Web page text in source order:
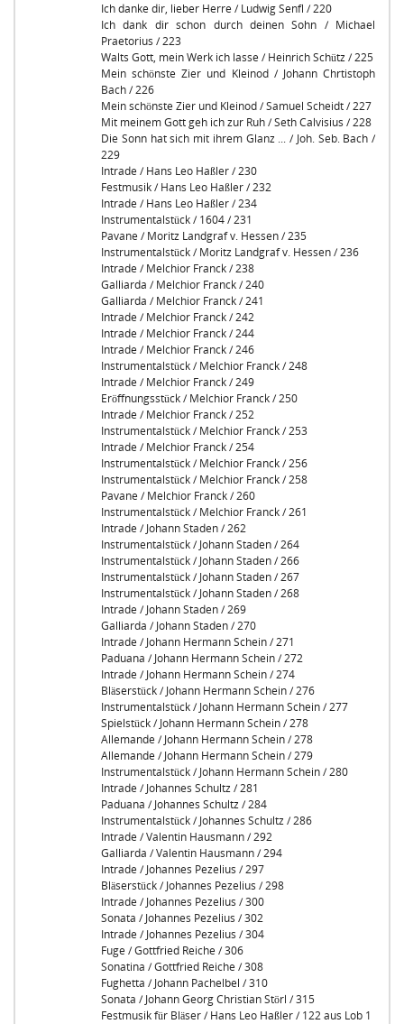
Ich danke dir, lieber Herre / Ludwig Senfl / 220
Ich dank dir schon durch deinen Sohn / Michael
Praetorius / 223
Walts Gott, mein Werk ich lasse / Heinrich Schütz / 225
Mein schönste Zier und Kleinod / Johann Chrtistoph
Bach / 226
Mein schönste Zier und Kleinod / Samuel Scheidt / 227
Mit meinem Gott geh ich zur Ruh / Seth Calvisius / 228
Die Sonn hat sich mit ihrem Glanz ... / Joh. Seb. Bach /
229
Intrade / Hans Leo Haßler / 230
Festmusik / Hans Leo Haßler / 232
Intrade / Hans Leo Haßler / 234
Instrumentalstück / 1604 / 231
Pavane / Moritz Landgraf v. Hessen / 235
Instrumentalstück / Moritz Landgraf v. Hessen / 236
Intrade / Melchior Franck / 238
Galliarda / Melchior Franck / 240
Galliarda / Melchior Franck / 241
Intrade / Melchior Franck / 242
Intrade / Melchior Franck / 244
Intrade / Melchior Franck / 246
Instrumentalstück / Melchior Franck / 248
Intrade / Melchior Franck / 249
Eröffnungsstück / Melchior Franck / 250
Intrade / Melchior Franck / 252
Instrumentalstück / Melchior Franck / 253
Intrade / Melchior Franck / 254
Instrumentalstück / Melchior Franck / 256
Instrumentalstück / Melchior Franck / 258
Pavane / Melchior Franck / 260
Instrumentalstück / Melchior Franck / 261
Intrade / Johann Staden / 262
Instrumentalstück / Johann Staden / 264
Instrumentalstück / Johann Staden / 266
Instrumentalstück / Johann Staden / 267
Instrumentalstück / Johann Staden / 268
Intrade / Johann Staden / 269
Galliarda / Johann Staden / 270
Intrade / Johann Hermann Schein / 271
Paduana / Johann Hermann Schein / 272
Intrade / Johann Hermann Schein / 274
Bläserstück / Johann Hermann Schein / 276
Instrumentalstück / Johann Hermann Schein / 277
Spielstück / Johann Hermann Schein / 278
Allemande / Johann Hermann Schein / 278
Allemande / Johann Hermann Schein / 279
Instrumentalstück / Johann Hermann Schein / 280
Intrade / Johannes Schultz / 281
Paduana / Johannes Schultz / 284
Instrumentalstück / Johannes Schultz / 286
Intrade / Valentin Hausmann / 292
Galliarda / Valentin Hausmann / 294
Intrade / Johannes Pezelius / 297
Bläserstück / Johannes Pezelius / 298
Intrade / Johannes Pezelius / 300
Sonata / Johannes Pezelius / 302
Intrade / Johannes Pezelius / 304
Fuge / Gottfried Reiche / 306
Sonatina / Gottfried Reiche / 308
Fughetta / Johann Pachelbel / 310
Sonata / Johann Georg Christian Störl / 315
Festmusik für Bläser / Hans Leo Haßler / 122 aus Lob 1